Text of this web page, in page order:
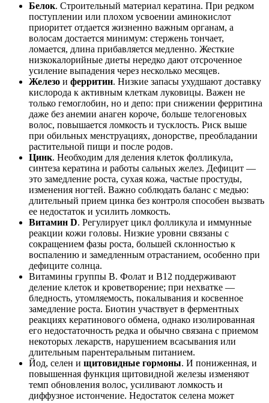
Белок. Строительный материал кератина. При редком
поступлении или плохом усвоении аминокислот
приоритет отдается жизненно важным органам, а
волосам достается минимум: стержень тончает,
ломается, длина прибавляется медленно. Жесткие
низкокалорийные диеты нередко дают отсроченное
усиление выпадения через несколько месяцев.
Железо и ферритин. Низкие запасы ухудшают доставку
кислорода к активным клеткам луковицы. Важен не
только гемоглобин, но и депо: при снижении ферритина
даже без анемии анаген короче, больше телогеновых
волос, повышается ломкость и тусклость. Риск выше
при обильных менструациях, донорстве, преобладании
растительной пищи и после родов.
Цинк. Необходим для деления клеток фолликула,
синтеза кератина и работы сальных желез. Дефицит —
это замедление роста, сухая кожа, частые простуды,
изменения ногтей. Важно соблюдать баланс с медью:
длительный прием цинка без контроля способен вызвать
ее недостаток и усилить ломкость.
Витамин D. Регулирует цикл фолликула и иммунные
реакции кожи головы. Низкие уровни связаны с
сокращением фазы роста, большей склонностью к
воспалению и замедленным отрастанием, особенно при
дефиците солнца.
Витамины группы B. Фолат и B12 поддерживают
деление клеток и кроветворение; при нехватке —
бледность, утомляемость, покалывания и косвенное
замедление роста. Биотин участвует в ферментных
реакциях кератинового обмена, однако изолированная
его недостаточность редка и обычно связана с приемом
некоторых лекарств, нарушением всасывания или
длительным парентеральным питанием.
Йод, селен и щитовидные гормоны. И пониженная, и
повышенная функция щитовидной железы изменяют
темп обновления волос, усиливают ломкость и
диффузное истончение. Недостаток селена может